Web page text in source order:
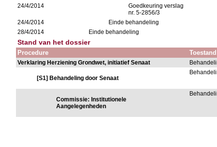
24/4/2014
Goedkeuring verslag
nr. 5-2856/3
24/4/2014
Einde behandeling
28/4/2014
Einde behandeling
Stand van het dossier
Procedure Toestand
Verklaring Herziening Grondwet, initiatief Senaat
[S1] Behandeling door Senaat
Commissie: Institutionele
Aangelegenheden